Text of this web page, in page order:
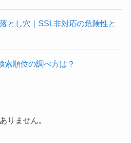
とし穴｜SSL非対応の危険性と
索順位の調べ方は？
りません。